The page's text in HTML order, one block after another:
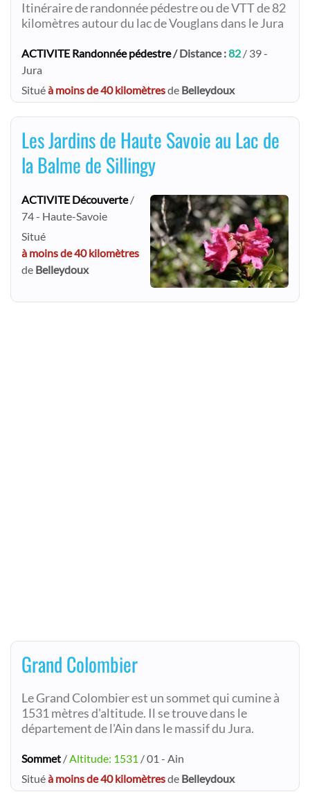
Itinéraire de randonnée pédestre ou de VTT de 82
kilomètres autour du lac de Vouglans dans le Jura
ACTIVITE Randonnée pédestre/ Distance :82 / 39 -
Jura
Situéà moins de 40 kilomètresde Belleydoux
Les Jardins de Haute Savoie au Lac de
la Balme de Sillingy
ACTIVITE Découverte/
74 - Haute-Savoie
Situé
à moins de 40 kilomètres
de Belleydoux
Grand Colombier
Le Grand Colombier est un sommet qui cumine à
1531 mètres d'altitude. Il se trouve dans le
département de l'Ain dans le massif du Jura.
Sommet / Altitude: 1531 / 01 - Ain
Situéà moins de 40 kilomètresde Belleydoux